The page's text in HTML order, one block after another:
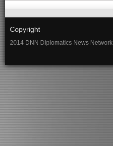
Copyright
2014 DNN Diplomatics News Network